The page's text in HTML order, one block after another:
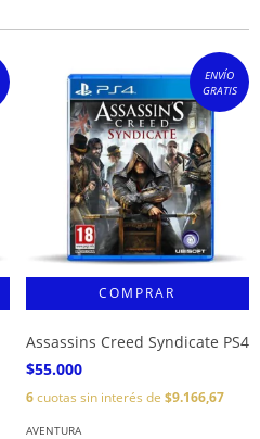
ENVÍO
GRATIS
Assassins Creed Syndicate PS4
$55.000
6cuotas sin interés de $9.166,67
AVENTURA